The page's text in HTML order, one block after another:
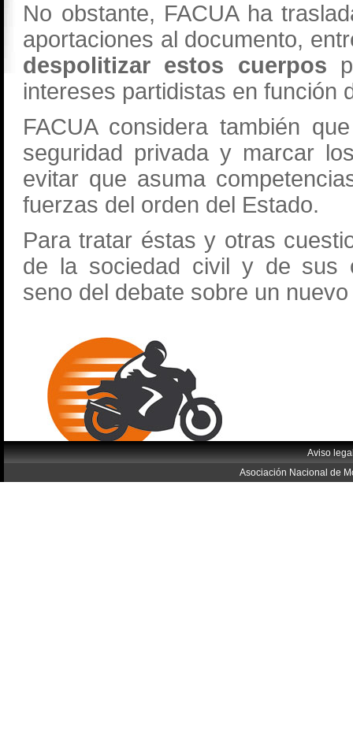
No obstante, FACUA ha
aportaciones al documento,
despolitizar estos cuerpos
intereses partidistas en función
FACUA considera también
seguridad privada y marcar
evitar que asuma
fuerzas del orden del Estado.
Para tratar éstas y otras
de la sociedad civil y de sus
seno del debate sobre un
Aviso
Asociación Nacional de